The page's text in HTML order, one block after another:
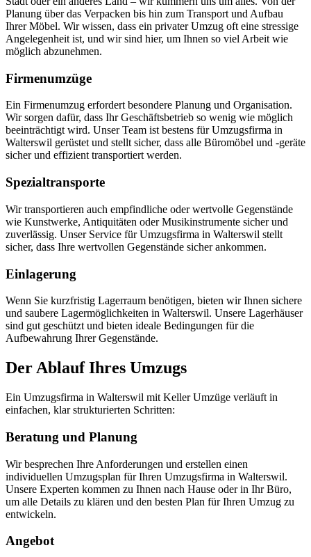
Planung über das Verpacken bis hin zum Transport und Aufbau
Ihrer Möbel. Wir wissen, dass ein privater Umzug oft eine stressige
Angelegenheit ist, und wir sind hier, um Ihnen so viel Arbeit wie
möglich abzunehmen.
Firmenumzüge
Ein Firmenumzug erfordert besondere Planung und Organisation.
Wir sorgen dafür, dass Ihr Geschäftsbetrieb so wenig wie möglich
beeinträchtigt wird. Unser Team ist bestens für Umzugsfirma in
Walterswil gerüstet und stellt sicher, dass alle Büromöbel und -geräte
sicher und effizient transportiert werden.
Spezialtransporte
Wir transportieren auch empfindliche oder wertvolle Gegenstände
wie Kunstwerke, Antiquitäten oder Musikinstrumente sicher und
zuverlässig. Unser Service für Umzugsfirma in Walterswil stellt
sicher, dass Ihre wertvollen Gegenstände sicher ankommen.
Einlagerung
Wenn Sie kurzfristig Lagerraum benötigen, bieten wir Ihnen sichere
und saubere Lagermöglichkeiten in Walterswil. Unsere Lagerhäuser
sind gut geschützt und bieten ideale Bedingungen für die
Aufbewahrung Ihrer Gegenstände.
Der Ablauf Ihres Umzugs
Ein Umzugsfirma in Walterswil mit Keller Umzüge verläuft in
einfachen, klar strukturierten Schritten:
Beratung und Planung
Wir besprechen Ihre Anforderungen und erstellen einen
individuellen Umzugsplan für Ihren Umzugsfirma in Walterswil.
Unsere Experten kommen zu Ihnen nach Hause oder in Ihr Büro,
um alle Details zu klären und den besten Plan für Ihren Umzug zu
entwickeln.
Angebot